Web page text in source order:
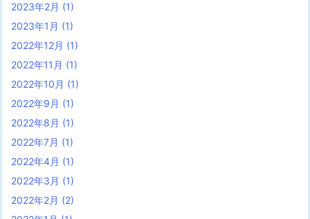
2023年2月 (1)
2023年1月 (1)
2022年12月 (1)
2022年11月 (1)
2022年10月 (1)
2022年9月 (1)
2022年8月 (1)
2022年7月 (1)
2022年4月 (1)
2022年3月 (1)
2022年2月 (2)